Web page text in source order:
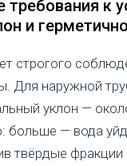
требования к
и
строгого
Для наружной
уклон —
больше — вода
твёрдые